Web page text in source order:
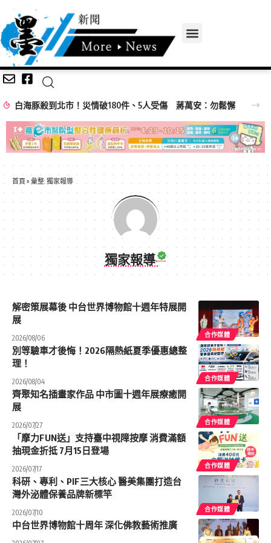
白海豚殺到北市！災情破180件、5人受傷 蔣萬安：勿鬆懈
首頁 » 彙整: 獨家報導
獨家報導
合作媒體
解密策展幕後 中台世界博物館十週年特展開
展
2026/08/06
合作媒體
別等驗車才後悔！2026隔熱紙夏季優惠總整
理！
2026/08/04
合作媒體
齊聚知名插畫家作品 中市圖十週年展療癒開
展
2026/07/27
合作媒體
「摩力FUN送」支持臺中視障按摩 消費滿額
抽現金折抵 7月15日登場
2026/07/17
合作媒體
科研、專利、PIF三大核心 醫美集團打造台
灣外泌體保養品牌新標竿
2026/07/10
中台世界博物館十周年 深化佛教藝術推廣